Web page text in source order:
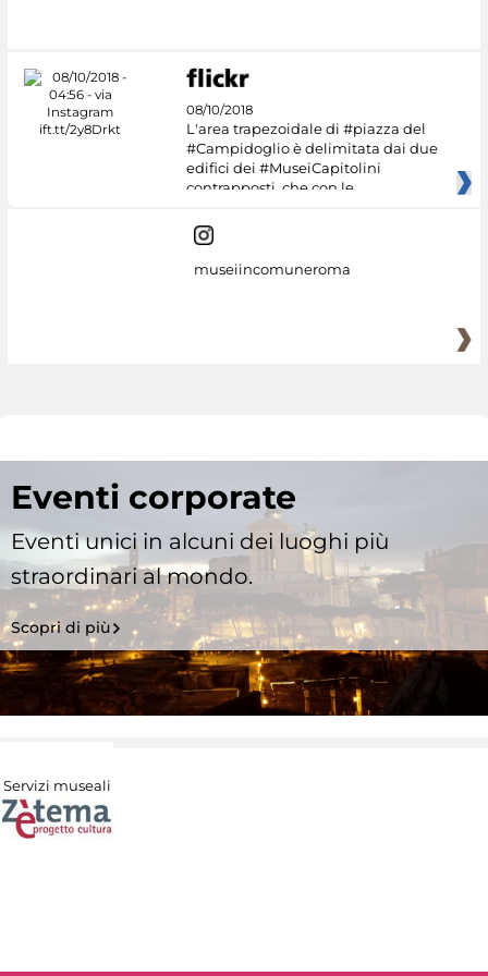
08/10/2018
L'area trapezoidale di #piazza del
#Campidoglio è delimitata dai due
edifici dei #MuseiCapitolini
contrapposti, che con le
museiincomuneroma
Eventi corporate
Eventi unici in alcuni dei luoghi più
straordinari al mondo.
Scopri di più
Servizi museali